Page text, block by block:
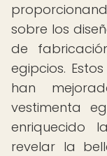
sobre los
de
egipcios.
han
vestimenta
enriquecido
revelar la